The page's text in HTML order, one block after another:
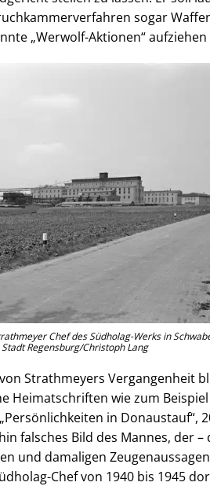
sogar
„Werwolf-Aktionen“
Chef des Südholag-Werks in
Regensburg/Christoph Lang
Strathmeyers Vergangenheit
Heimatschriften wie zum
in Donaustauf“,
falsches Bild des Mannes, der –
und damaligen
Chef von 1940 bis 1945